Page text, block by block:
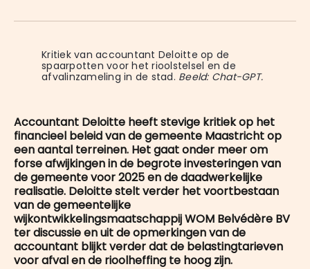
WhatsApp
Facebook
LinkedIn
X
E-
Kritiek van accountant Deloitte op de
spaarpotten voor het rioolstelsel en de
afvalinzameling in de stad. Beeld: Chat-GPT.
Accountant Deloitte heeft stevige kritiek op het
financieel beleid van de gemeente Maastricht op
een aantal terreinen. Het gaat onder meer om
forse afwijkingen in de begrote investeringen van
de gemeente voor 2025 en de daadwerkelijke
realisatie. Deloitte stelt verder het voortbestaan
van de gemeentelijke
wijkontwikkelingsmaatschappij WOM Belvédère BV
ter discussie en uit de opmerkingen van de
accountant blijkt verder dat de belastingtarieven
voor afval en de rioolheffing te hoog zijn.